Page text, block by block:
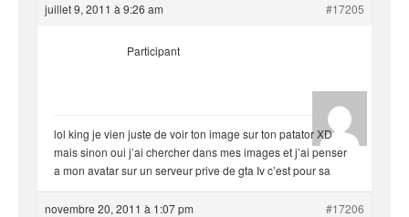
juillet 9, 2011 à 9:26 am #17205
hjf
Participant
lol king je vien juste de voir ton image sur ton patator XD
mais sinon oui j’ai chercher dans mes images et j’ai penser
a mon avatar sur un serveur prive de gta Iv c’est pour sa
novembre 20, 2011 à 1:07 pm #17206